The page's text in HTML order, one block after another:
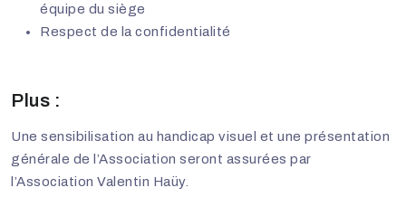
équipe du siège
Respect de la confidentialité
Plus :
Une sensibilisation au handicap visuel et une présentation
générale de l’Association seront assurées par
l’Association Valentin Haüy.